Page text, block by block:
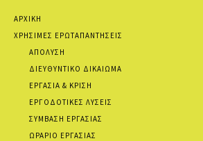
ΑΡΧΙΚΗ
ΧΡΗΣΙΜΕΣ ΕΡΩΤΑΠΑΝΤΗΣΕΙΣ
ΑΠΟΛΥΣΗ
ΔΙΕΥΘΥΝΤΙΚΟ ΔΙΚΑΙΩΜΑ
ΕΡΓΑΣΙΑ & ΚΡΙΣΗ
ΕΡΓΟΔΟΤΙΚΕΣ ΛΥΣΕΙΣ
ΣΥΜΒΑΣΗ ΕΡΓΑΣΙΑΣ
ΩΡΑΡΙΟ ΕΡΓΑΣΙΑΣ